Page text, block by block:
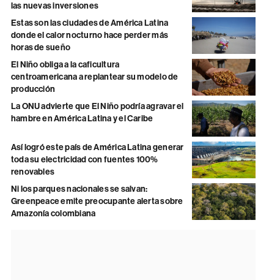
las nuevas inversiones
Estas son las ciudades de América Latina
donde el calor nocturno hace perder más
horas de sueño
El Niño obliga a la caficultura
centroamericana a replantear su modelo de
producción
La ONU advierte que El Niño podría agravar el
hambre en América Latina y el Caribe
Así logró este país de América Latina generar
toda su electricidad con fuentes 100%
renovables
Ni los parques nacionales se salvan:
Greenpeace emite preocupante alerta sobre
Amazonía colombiana